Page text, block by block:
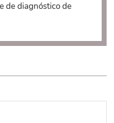
de diagnóstico de